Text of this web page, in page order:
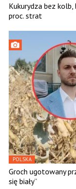
Kukurydza bez kolb,
proc. strat
POLSKA
Groch ugotowany
się biały”